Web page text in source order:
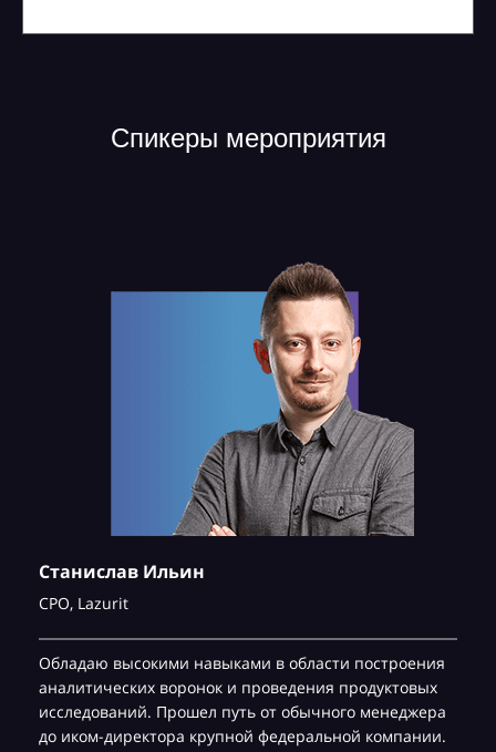
Спикеры мероприятия
Станислав Ильин
CPO, Lazurit
Обладаю высокими навыками в области построения
аналитических воронок и проведения продуктовых
исследований. Прошел путь от обычного менеджера
до иком-директора крупной федеральной компании.